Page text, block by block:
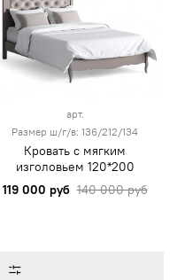
арт.
Размер ш/г/в: 136/212/134
Кровать с мягким
изголовьем 120*200
119 000 руб 140 000 руб